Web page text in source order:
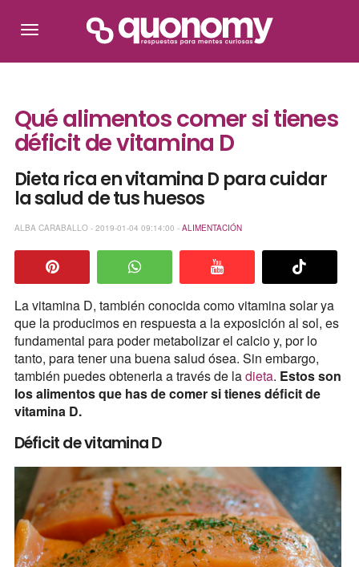
Qué alimentos comer si tienes
déficit de vitamina D
Dieta rica en vitamina D para cuidar
la salud de tus huesos
ALBA CARABALLO - 2019-01-04 09:14:00 - ALIMENTACIÓN
La vitamina D, también conocida como vitamina solar ya
que la producimos en respuesta a la exposición al sol, es
fundamental para poder metabolizar el calcio y, por lo
tanto, para tener una buena salud ósea. Sin embargo,
también puedes obtenerla a través de ladieta. Estos son
los alimentos que has de comer si tienes déficit de
vitamina D.
Déficit de vitamina D